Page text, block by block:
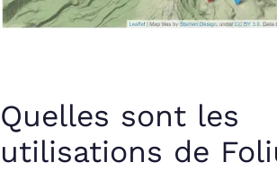
Quelles sont les
utilisations de